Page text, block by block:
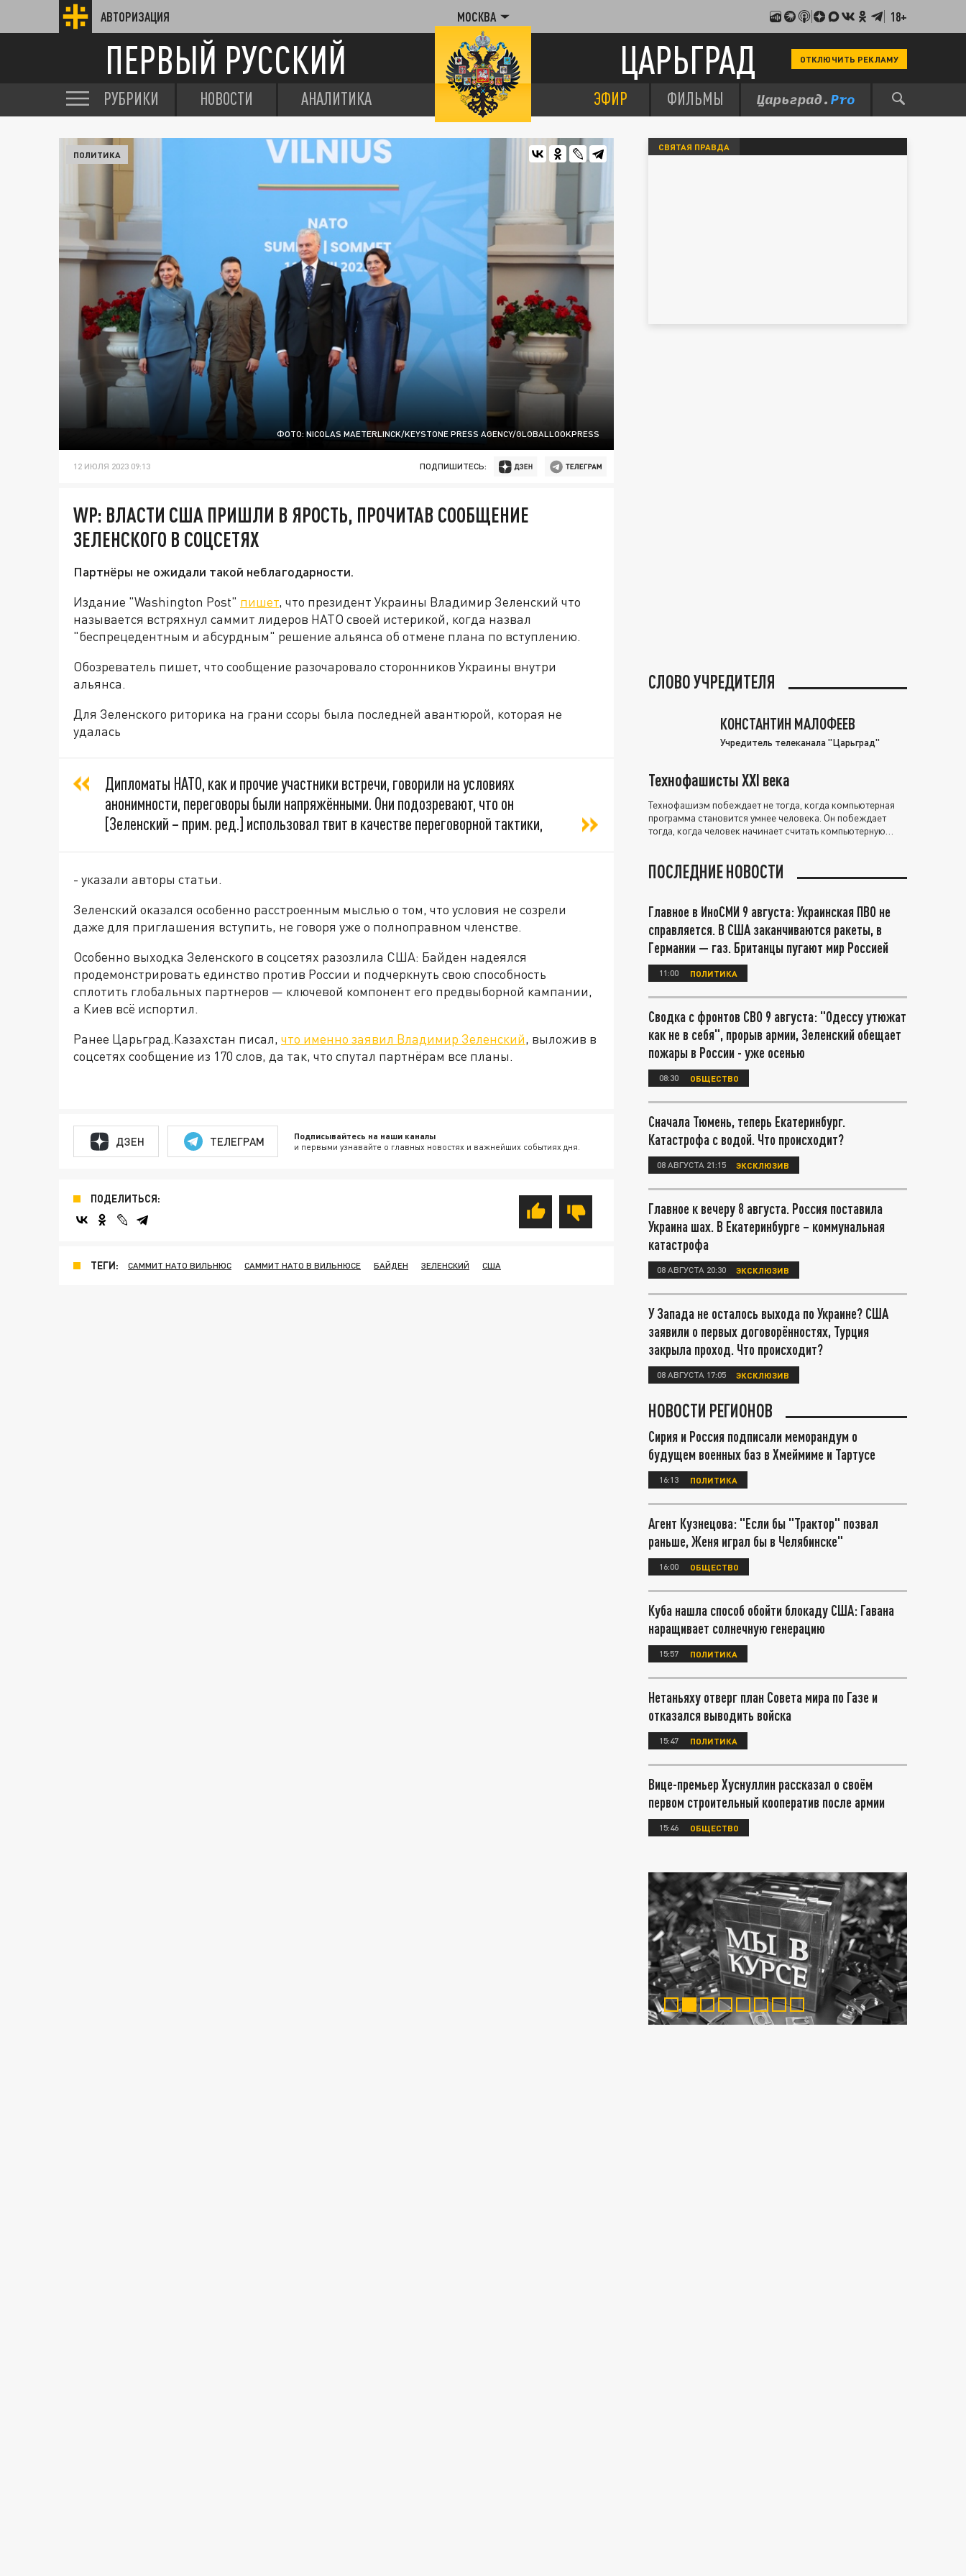
АВТОРИЗАЦИЯ МОСКВА 18+
ПЕРВЫЙ РУССКИЙ ЦАРЬГРАД ОТКЛЮЧИТЬ РЕКЛАМУ
РУБРИКИ НОВОСТИ АНАЛИТИКА ЭФИР ФИЛЬМЫ
ФОТО: NICOLAS MAETERLINCK/KEYSTONE PRESS AGENCY/GLOBALLOOKPRESS
ПОЛИТИКА
12 ИЮЛЯ 2023 09:13 ПОДПИШИТЕСЬ:
WP: ВЛАСТИ США ПРИШЛИ В ЯРОСТЬ, ПРОЧИТАВ СООБЩЕНИЕ
ЗЕЛЕНСКОГО В СОЦСЕТЯХ
Партнёры не ожидали такой неблагодарности.
Издание "Washington Post" пишет, что президент Украины Владимир Зеленский что
называется встряхнул саммит лидеров НАТО своей истерикой, когда назвал
"беспрецедентным и абсурдным" решение альянса об отмене плана по вступлению.
Обозреватель пишет, что сообщение разочаровало сторонников Украины внутри
альянса.
Для Зеленского риторика на грани ссоры была последней авантюрой, которая не
удалась
Дипломаты НАТО, как и прочие участники встречи, говорили на условиях
анонимности, переговоры были напряжёнными. Они подозревают, что он
[Зеленский – прим. ред.] использовал твит в качестве переговорной тактики,
- указали авторы статьи.
Зеленский оказался особенно расстроенным мыслью о том, что условия не созрели
даже для приглашения вступить, не говоря уже о полноправном членстве.
Особенно выходка Зеленского в соцсетях разозлила США: Байден надеялся
продемонстрировать единство против России и подчеркнуть свою способность
сплотить глобальных партнеров — ключевой компонент его предвыборной кампании,
а Киев всё испортил.
Ранее Царьград.Казахстан писал, что именно заявил Владимир Зеленский, выложив в
соцсетях сообщение из 170 слов, да так, что спутал партнёрам все планы.
ДЗЕН ТЕЛЕГРАМ Подписывайтесь на наши каналы
и первыми узнавайте о главных новостях и важнейших событиях дня.
ПОДЕЛИТЬСЯ:
ТЕГИ: САММИТ НАТО ВИЛЬНЮС САММИТ НАТО В ВИЛЬНЮСЕ БАЙДЕН ЗЕЛЕНСКИЙ США
СВЯТАЯ ПРАВДА
СЛОВО УЧРЕДИТЕЛЯ
КОНСТАНТИН МАЛОФЕЕВ
Учредитель телеканала "Царьград"
Технофашисты XXI века
Технофашизм побеждает не тогда, когда компьютерная
программа становится умнее человека. Он побеждает
тогда, когда человек начинает считать компьютерную
ПОСЛЕДНИЕ НОВОСТИ
Главное в ИноСМИ 9 августа: Украинская ПВО не
справляется. В США заканчиваются ракеты, в
Германии — газ. Британцы пугают мир Россией
11:00 ПОЛИТИКА
Сводка с фронтов СВО 9 августа: "Одессу утюжат
как не в себя", прорыв армии, Зеленский обещает
пожары в России - уже осенью
08:30 ОБЩЕСТВО
Сначала Тюмень, теперь Екатеринбург.
Катастрофа с водой. Что происходит?
08 АВГУСТА 21:15 ЭКСКЛЮЗИВ
Главное к вечеру 8 августа. Россия поставила
Украина шах. В Екатеринбурге – коммунальная
катастрофа
08 АВГУСТА 20:30 ЭКСКЛЮЗИВ
У Запада не осталось выхода по Украине? США
заявили о первых договорённостях, Турция
закрыла проход. Что происходит?
08 АВГУСТА 17:05 ЭКСКЛЮЗИВ
НОВОСТИ РЕГИОНОВ
Сирия и Россия подписали меморандум о
будущем военных баз в Хмеймиме и Тартусе
16:13 ПОЛИТИКА
Агент Кузнецова: "Если бы "Трактор" позвал
раньше, Женя играл бы в Челябинске"
16:00 ОБЩЕСТВО
Куба нашла способ обойти блокаду США: Гавана
наращивает солнечную генерацию
15:57 ПОЛИТИКА
Нетаньяху отверг план Совета мира по Газе и
отказался выводить войска
15:47 ПОЛИТИКА
Вице-премьер Хуснуллин рассказал о своём
первом строительный кооператив после армии
15:46 ОБЩЕСТВО